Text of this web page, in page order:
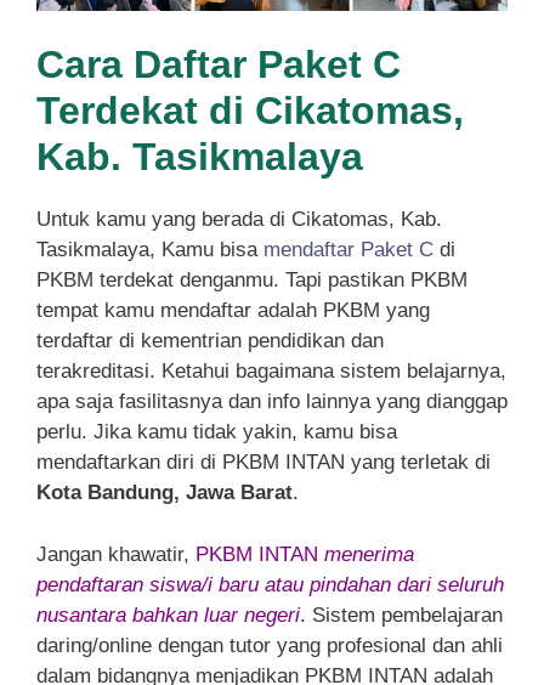
Cara Daftar Paket C
Terdekat di Cikatomas,
Kab. Tasikmalaya
Untuk kamu yang berada di Cikatomas, Kab.
Tasikmalaya, Kamu bisa mendaftar Paket C di
PKBM terdekat denganmu. Tapi pastikan PKBM
tempat kamu mendaftar adalah PKBM yang
terdaftar di kementrian pendidikan dan
terakreditasi. Ketahui bagaimana sistem belajarnya,
apa saja fasilitasnya dan info lainnya yang dianggap
perlu. Jika kamu tidak yakin, kamu bisa
mendaftarkan diri di PKBM INTAN yang terletak di
Kota Bandung, Jawa Barat.
Jangan khawatir, PKBM INTAN menerima
pendaftaran siswa/i baru atau pindahan dari seluruh
nusantara bahkan luar negeri. Sistem pembelajaran
daring/online dengan tutor yang profesional dan ahli
dalam bidangnya menjadikan PKBM INTAN adalah